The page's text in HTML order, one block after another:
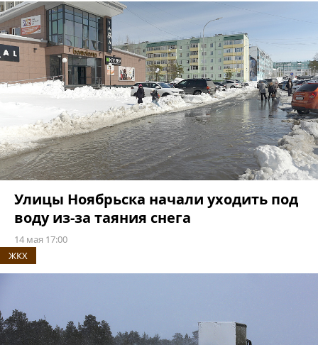
Улицы Ноябрьска начали уходить под
воду из-за таяния снега
14 мая 17:00
ЖКХ